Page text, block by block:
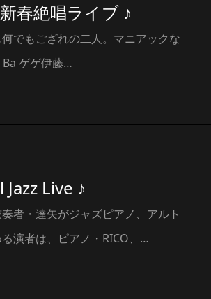
春絶唱ライブ ♪
でもござれの二人。マニアックな
ゲゲ伊藤…
Live ♪
者・達矢がジャズピアノ、アルト
演者は、ピアノ・RICO、…